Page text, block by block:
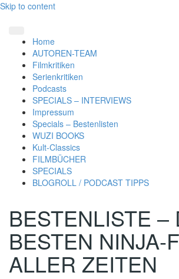
Skip to content
Home
AUTOREN-TEAM
Filmkritiken
Serienkritiken
Podcasts
SPECIALS – INTERVIEWS
Impressum
Specials – Bestenlisten
WUZI BOOKS
Kult-Classics
FILMBÜCHER
SPECIALS
BLOGROLL / PODCAST TIPPS
BESTENLISTE –
BESTEN NINJA-
ALLER ZEITEN